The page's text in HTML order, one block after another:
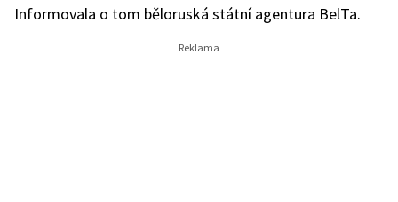
Informovala o tom běloruská státní agentura BelTa.